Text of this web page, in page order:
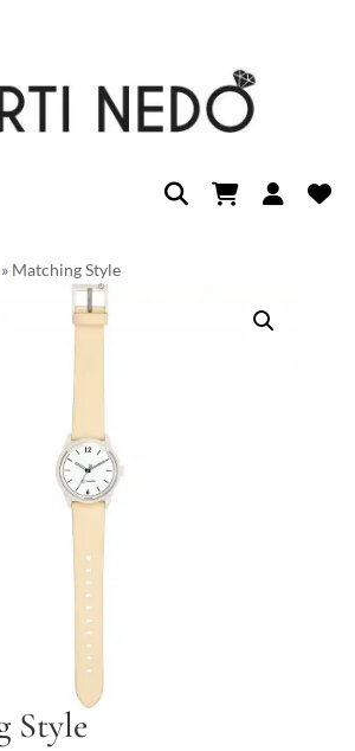
Matching Style
Style